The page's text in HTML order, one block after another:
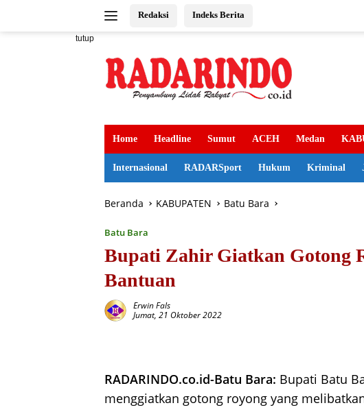
Redaksi Indeks Berita
tutup
Home Headline Sumut ACEH Medan
Internasional RADARSport Hukum Kriminal
Beranda KABUPATEN Batu Bara
Batu Bara
Bupati Zahir Giatkan Gotong
Bantuan
Erwin Fals
Jumat, 21 Oktober 2022
RADARINDO.co.id-Batu Bara: Bupati Batu
menggiatkan gotong royong yang